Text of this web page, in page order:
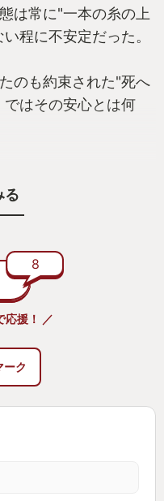
は常に"一本の糸の上
程に不安定だった。
のも約束された"死へ
はその安心とは何
時の達成感は感激と
や戦いを続けている
疲弊する。いつしか
むのが怖い」「今死
れてしまう」という感
心」となります！
ルーン(ソウル)を一旦
る
8
応援！ ／
ーク